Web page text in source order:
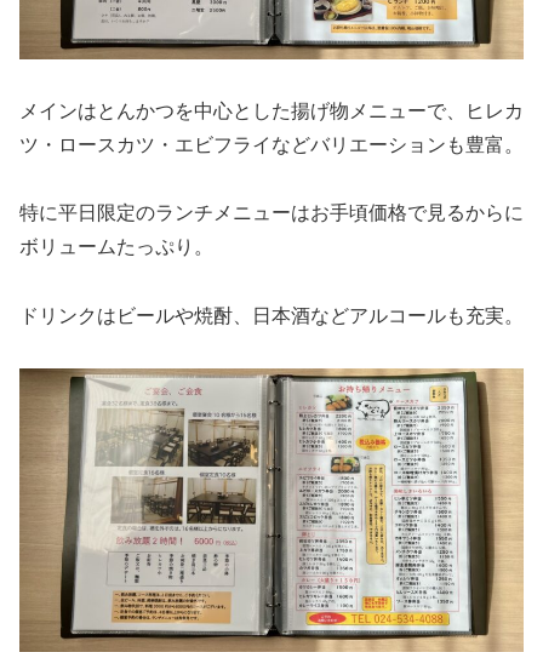
メインはとんかつを中心とした揚げ物メニューで、ヒレカ
ツ・ロースカツ・エビフライなどバリエーションも豊富。
特に平日限定のランチメニューはお手頃価格で見るからに
ボリュームたっぷり。
ドリンクはビールや焼酎、日本酒などアルコールも充実。